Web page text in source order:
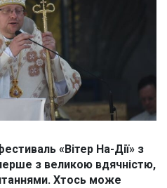
«Вітер На-Дії» з
з великою вдячністю,
Хтось може